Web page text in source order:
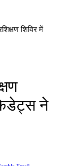
शिविर में
ने